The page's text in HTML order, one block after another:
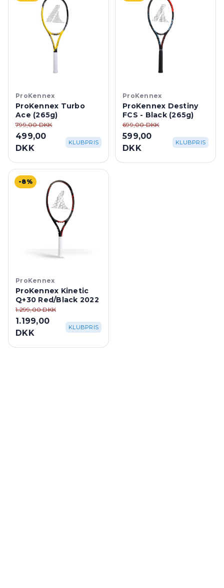
ProKennex
ProKennex Turbo
Ace (265g)
799,00 DKK
499,00
DKK
KLUBPRIS
ProKennex
ProKennex Destiny
FCS - Black (265g)
699,00 DKK
599,00
DKK
KLUBPRIS
-8%
ProKennex
ProKennex Kinetic
Q+30 Red/Black 2022
1.299,00 DKK
1.199,00
DKK
KLUBPRIS